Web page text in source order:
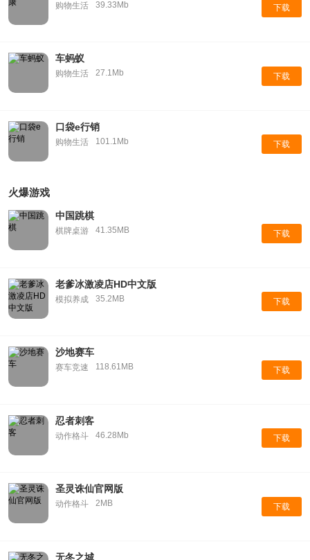
购物生活 39.33Mb 下载
车蚂蚁
购物生活 27.1Mb 下载
口袋e行销
购物生活 101.1Mb 下载
火爆游戏
中国跳棋
棋牌桌游 41.35MB 下载
老爹冰激凌店HD中文版
模拟养成 35.2MB 下载
沙地赛车
赛车竞速 118.61MB 下载
忍者刺客
动作格斗 46.28Mb 下载
圣灵诛仙官网版
动作格斗 2MB 下载
无冬之城